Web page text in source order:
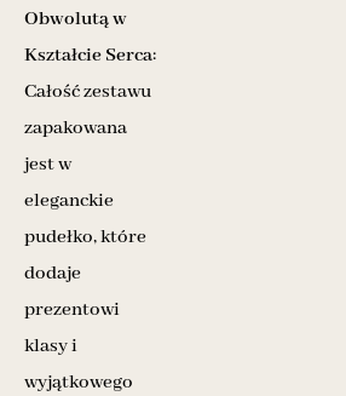
Obwolutą w
Kształcie Serca:
Całość zestawu
zapakowana
jest w
eleganckie
pudełko, które
dodaje
prezentowi
klasy i
wyjątkowego